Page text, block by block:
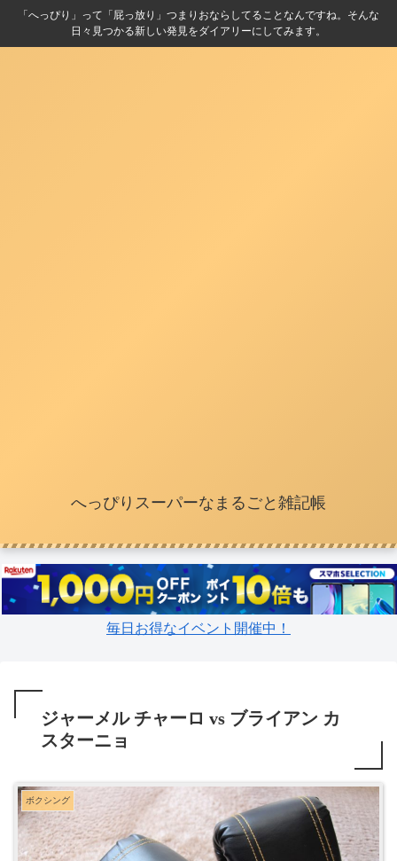
「へっぴり」って「屁っ放り」つまりおならしてることなんですね。そんな
日々見つかる新しい発見をダイアリーにしてみます。
へっぴりスーパーなまるごと雑記帳
毎日お得なイベント開催中！
ジャーメル チャーロ vs ブライアン カ
スターニョ
ボクシング